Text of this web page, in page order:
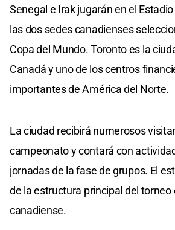
Senegal e Irak jugarán en el
las dos sedes canadienses
Copa del Mundo. Toronto es la
Canadá y uno de los centros
importantes de América del Norte.
La ciudad recibirá numerosos
campeonato y contará con
jornadas de la fase de grupos. El
de la estructura principal del torneo
canadiense.